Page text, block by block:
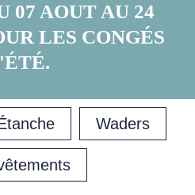
07 AOUT AU 24
LES CONGÉS
Waders